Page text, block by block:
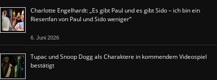
Charlotte Engelhardt: „Es gibt Paul und es gibt Sido – ich bin ein
Riesenfan von Paul und Sido weniger“
6. Juni 2026
Tupac und Snoop Dogg als Charaktere in kommendem Videospiel
bestätigt